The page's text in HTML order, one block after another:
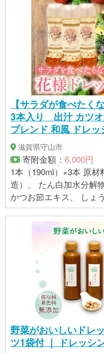
向夏ドレッシング 製造日より
射日光を避けて冷暗所に
は、冷蔵庫に保存の上
アレルギー 小麦,大豆,りんご ミツイシ 宮
452060837
【サラダが食べた
3本入り 出汁 カツ
ブレンド 和風 ドレ
GREEN AF-0025
滋賀県守山市
寄附金額： 6,000円
1本（190ml）×3本 原材料名：食用植物油脂（国内製
造）、 たん白加水分解
かつお節エキス、 しょ
ミノ酸等）、 （一部に
野菜がおいしいドレ
ツ1袋付 ｜ ドレッシ